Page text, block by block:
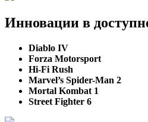
Инновации в
Diablo IV
Forza Motorsport
Hi-Fi Rush
Marvel’s Spider-Man 2
Mortal Kombat 1
Street Fighter 6